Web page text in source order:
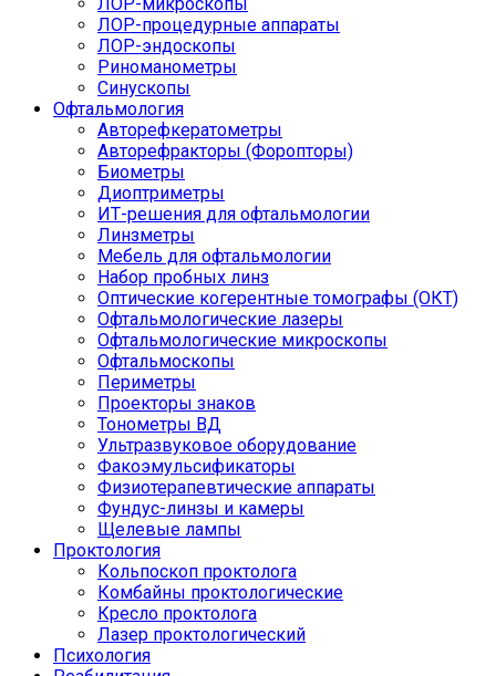
ЛОР-процедурные аппараты
ЛОР-эндоскопы
Риноманометры
Синускопы
Офтальмология
Авторефкератометры
Авторефракторы (Форопторы)
Биометры
Диоптриметры
ИТ-решения для офтальмологии
Линзметры
Мебель для офтальмологии
Набор пробных линз
Оптические когерентные томографы (ОКТ)
Офтальмологические лазеры
Офтальмологические микроскопы
Офтальмоскопы
Периметры
Проекторы знаков
Тонометры ВД
Ультразвуковое оборудование
Факоэмульсификаторы
Физиотерапевтические аппараты
Фундус-линзы и камеры
Щелевые лампы
Проктология
Кольпоскоп проктолога
Комбайны проктологические
Кресло проктолога
Лазер проктологический
Психология